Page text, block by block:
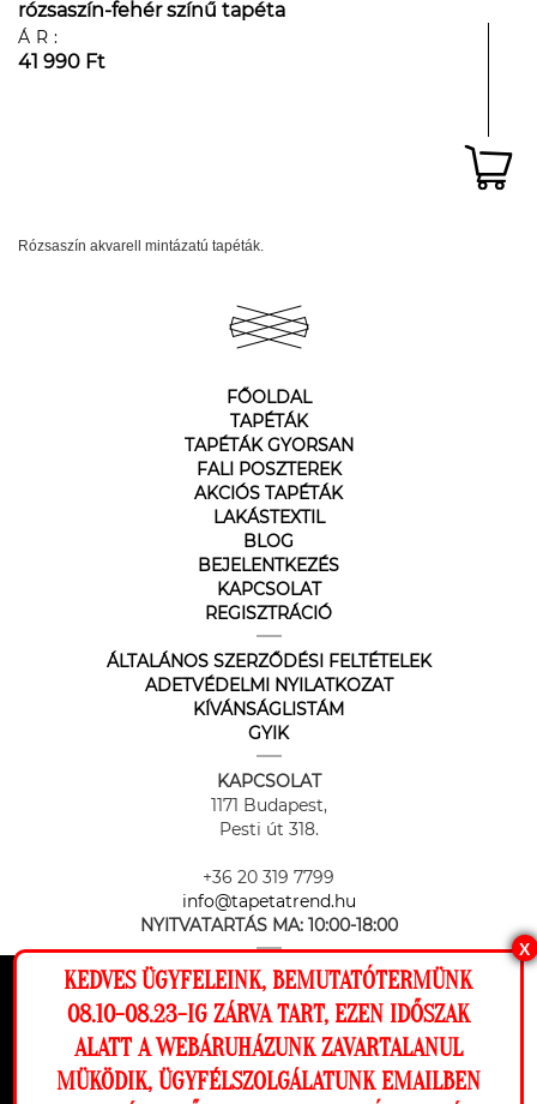
Ez a weboldal cookie-kat használ, hogy a
lehető legjobb élményt nyújtsa honlapunkon.
Beállítások
rózsaszín-fehér színű tapéta
ÁR:
41 990 Ft
Rózsaszín akvarell mintázatú tapéták.
FŐOLDAL
TAPÉTÁK
TAPÉTÁK GYORSAN
FALI POSZTEREK
AKCIÓS TAPÉTÁK
LAKÁSTEXTIL
BLOG
BEJELENTKEZÉS
KAPCSOLAT
REGISZTRÁCIÓ
ÁLTALÁNOS SZERZŐDÉSI FELTÉTELEK
ADETVÉDELMI NYILATKOZAT
KÍVÁNSÁGLISTÁM
GYIK
KAPCSOLAT
1171 Budapest,
Pesti út 318.
+36 20 319 7799
info@tapetatrend.hu
NYITVATARTÁS MA: 10:00-18:00
Az online fizetést a Barion Payment Zrt. biztosítja, MNB engedély
X
KEDVES ÜGYFELEINK, BEMUTATÓTERMÜNK
08.10-08.23-IG ZÁRVA TART, EZEN IDŐSZAK
ALATT A WEBÁRUHÁZUNK ZAVARTALANUL
MÜKÖDIK, ÜGYFÉLSZOLGÁLATUNK EMAILBEN